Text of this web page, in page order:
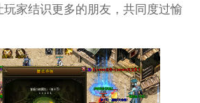
家结识更多的朋友，共同度过愉